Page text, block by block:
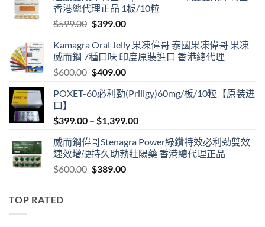
香港總代理正品 1板/10粒
$599.00 Original
was:
$599.00.
$399.00Current
is:
$399.00.
Kamagra Oral Jelly 果凍偉哥 泰國果凍偉哥 果凍
威而鋼 7種口味 印度原裝進口 香港總代理
$600.00 Original
was:
$409.00Current
is:
POXET-60必利勁(Priligy)60mg/板/10粒【原装进
口】
$399.00 – $1,399.00Price
$399.00
through
威而鋼偉哥Stenagra Power綠鑽特效必利劲雙效
速效增硬持久助勃壯陽藥 香港總代理正品
$600.00 Original
$389.00Current
TOP RATED